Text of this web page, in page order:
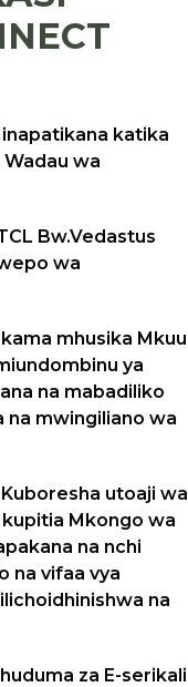
katika
wa
Bw.Vedastus
wa
mhusika Mkuu
ya
na mabadiliko
na mwingiliano wa
utoaji wa
Mkongo wa
na nchi
na vifaa vya
na
za E-serikali